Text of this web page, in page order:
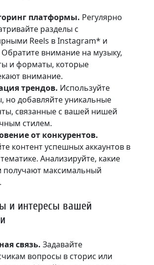
платформы. Регулярно
разделы с
Reels в Instagram* и
Обратите внимание на музыку,
и форматы, которые
внимание.
трендов. Используйте
но добавляйте уникальные
связанные с вашей нишей
стилем.
от конкурентов.
контент успешных аккаунтов в
Анализируйте, какие
получают максимальный
и интересы вашей
связь. Задавайте
вопросы в сторис или